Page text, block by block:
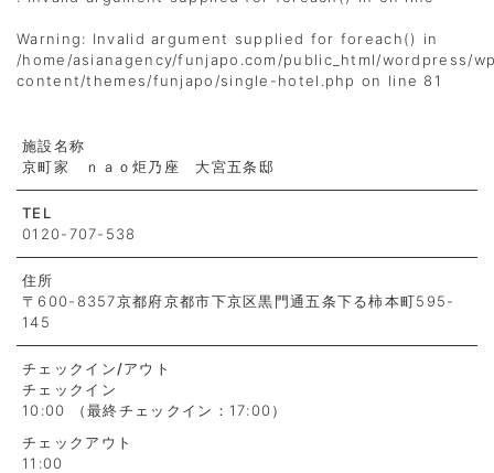
Warning: Invalid argument supplied for foreach() in
/home/asianagency/funjapo.com/public_html/wordpress/
content/themes/funjapo/single-hotel.php on line 81
施設名称
京町家 ｎａｏ炬乃座 大宮五条邸
TEL
0120-707-538
住所
〒600-8357京都府京都市下京区黒門通五条下る柿本町595-
145
チェックイン/アウト
チェックイン
10:00 （最終チェックイン：17:00）
チェックアウト
11:00